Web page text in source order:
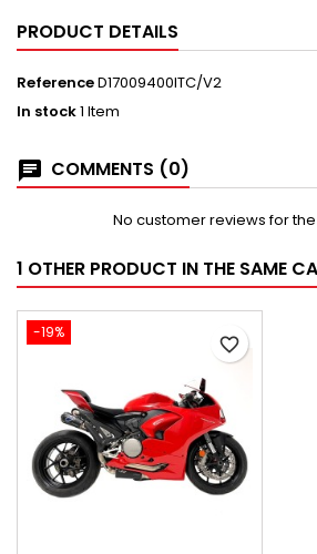
PRODUCT DETAILS
ReferenceD17009400ITC/V2
In stock1 Item
COMMENTS (0)
No customer reviews for
1 OTHER PRODUCT IN THE SAME
-19%
favorite_border